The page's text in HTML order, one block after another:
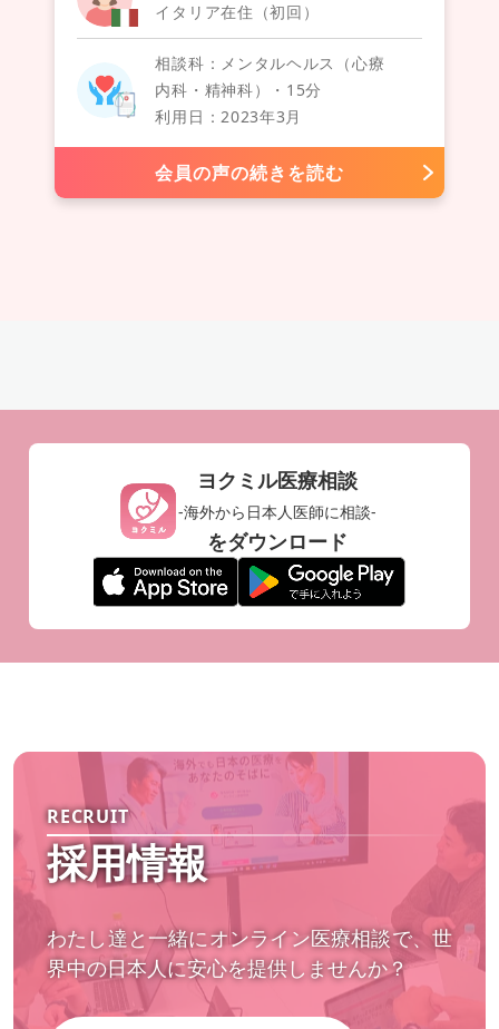
イタリア在住（初回）
相談科：メンタルヘルス（心療
内科・精神科）・15分
利用日：2023年3月
会員の声の続きを読む
ヨクミル医療相談
-海外から日本人医師に相談-
をダウンロード
RECRUIT
採用情報
わたし達と一緒にオンライン医療相談で、世
界中の日本人に安心を提供しませんか？